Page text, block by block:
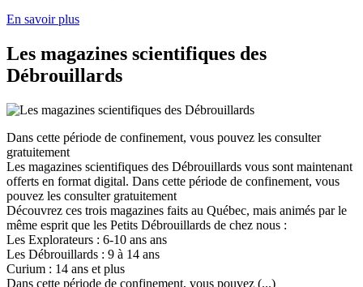
En savoir plus
Les magazines scientifiques des
Débrouillards
Dans cette période de confinement, vous pouvez les consulter
gratuitement
Les magazines scientifiques des Débrouillards vous sont maintenant
offerts en format digital. Dans cette période de confinement, vous
pouvez les consulter gratuitement
Découvrez ces trois magazines faits au Québec, mais animés par le
même esprit que les Petits Débrouillards de chez nous :
Les Explorateurs : 6-10 ans ans
Les Débrouillards : 9 à 14 ans
Curium : 14 ans et plus
Dans cette période de confinement, vous pouvez (...)